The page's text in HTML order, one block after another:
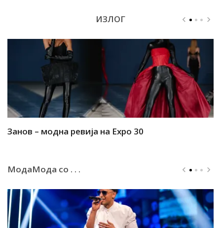
ИЗЛОГ
Занов – модна ревија на Expo 30
МодаМода со . . .